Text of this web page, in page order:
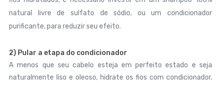
natural livre de sulfato de sódio, ou um condicionador
purificante, para reduzir seu efeito.
2) Pular a etapa do condicionador
A menos que seu cabelo esteja em perfeito estado e seja
naturalmente liso e oleoso, hidrate os fios com condicionador,